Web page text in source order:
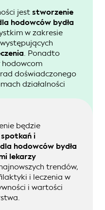
jeststworzenie
hodowców bydła
w zakresie
. Ponadto
hodowcom
doświadczonego
działalności
będzie
spotkań i
hodowców bydła
lekarzy
trendów,
i leczenia w
i wartości